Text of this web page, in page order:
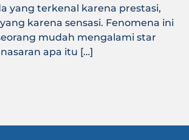
yang terkenal karena prestasi,
karena sensasi. Fenomena ini
mudah mengalami star
apa itu […]